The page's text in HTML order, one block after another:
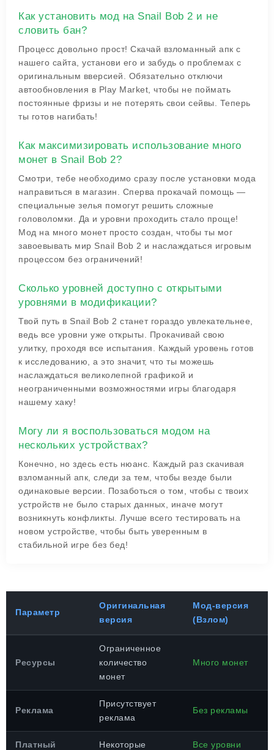
Как установить мод на Snail Bob 2 и не
словить бан?
Процесс довольно прост! Скачай взломанный апк с
нашего сайта, установи его и забудь о проблемах с
оригинальным вверсией. Обязательно отключи
автообновления в Play Market, чтобы не поймать
постоянные фризы и не потерять свои сейвы. Теперь
ты готов нагибать!
Как максимизировать использование много
монет в Snail Bob 2?
Смотри, тебе необходимо сразу после установки мода
направиться в магазин. Сперва прокачай помощь —
специальные зелья помогут решить сложные
головоломки. Да и уровни проходить стало проще!
Мод на много монет просто создан, чтобы ты мог
завоевывать мир Snail Bob 2 и наслаждаться игровым
процессом без ограничений!
Сколько уровней доступно с открытыми
уровнями в модификации?
Твой путь в Snail Bob 2 станет гораздо увлекательнее,
ведь все уровни уже открыты. Прокачивай свою
улитку, проходя все испытания. Каждый уровень готов
к исследованию, а это значит, что ты можешь
наслаждаться великолепной графикой и
неограниченными возможностями игры благодаря
нашему хаку!
Могу ли я воспользоваться модом на
нескольких устройствах?
Конечно, но здесь есть нюанс. Каждый раз скачивая
взломанный апк, следи за тем, чтобы везде были
одинаковые версии. Позаботься о том, чтобы с твоих
устройств не было старых данных, иначе могут
возникнуть конфликты. Лучше всего тестировать на
новом устройстве, чтобы быть уверенным в
стабильной игре без бед!
Параметр
Оригинальная
версия
Мод-версия
(Взлом)
Ресурсы
Ограниченное
количество
монет
Много монет
Реклама
Присутствует
реклама
Без рекламы
Платный
Некоторые
Все уровни